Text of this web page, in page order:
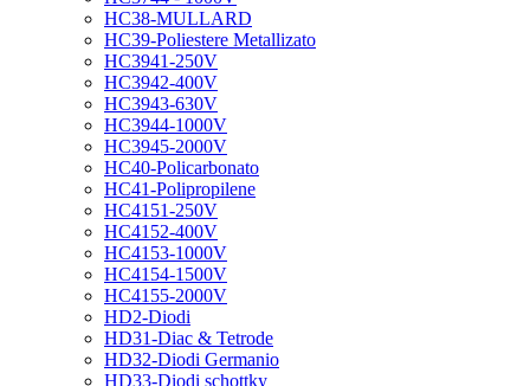
HC38-MULLARD
HC39-Poliestere Metallizato
HC3941-250V
HC3942-400V
HC3943-630V
HC3944-1000V
HC3945-2000V
HC40-Policarbonato
HC41-Polipropilene
HC4151-250V
HC4152-400V
HC4153-1000V
HC4154-1500V
HC4155-2000V
HD2-Diodi
HD31-Diac & Tetrode
HD32-Diodi Germanio
HD33-Diodi schottky